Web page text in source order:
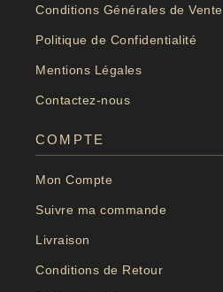
Conditions Générales de Vente
Politique de Confidentialité
Mentions Légales
Contactez-nous
COMPTE
Mon Compte
Suivre ma commande
Livraison
Conditions de Retour